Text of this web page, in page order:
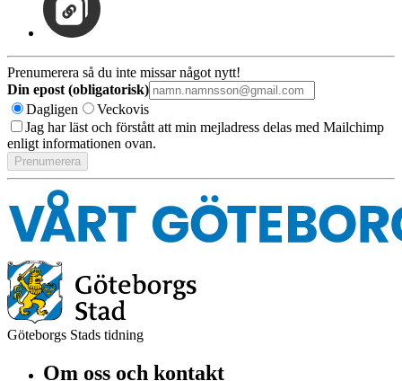
Prenumerera så du inte missar något nytt!
Din epost (obligatorisk)
Dagligen
Veckovis
Jag har läst och förstått att min mejladress delas med Mailchimp
enligt informationen ovan.
Göteborgs Stads tidning
Om oss och kontakt